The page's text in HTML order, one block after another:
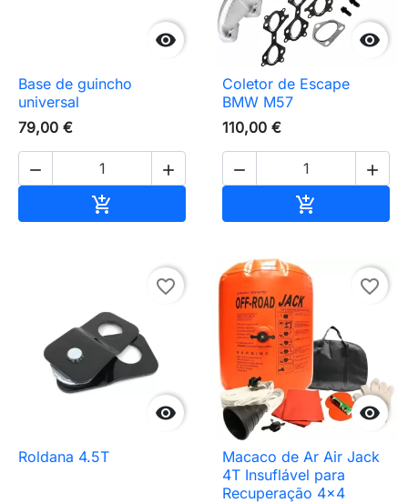

Base de guincho
universal
79,00 €
 


Coletor de Escape
BMW M57
110,00 €
 


favorite_border
Roldana 4.5T

favorite_border
Macaco de Ar Air Jack
4T Insuflável para
Recuperação 4x4